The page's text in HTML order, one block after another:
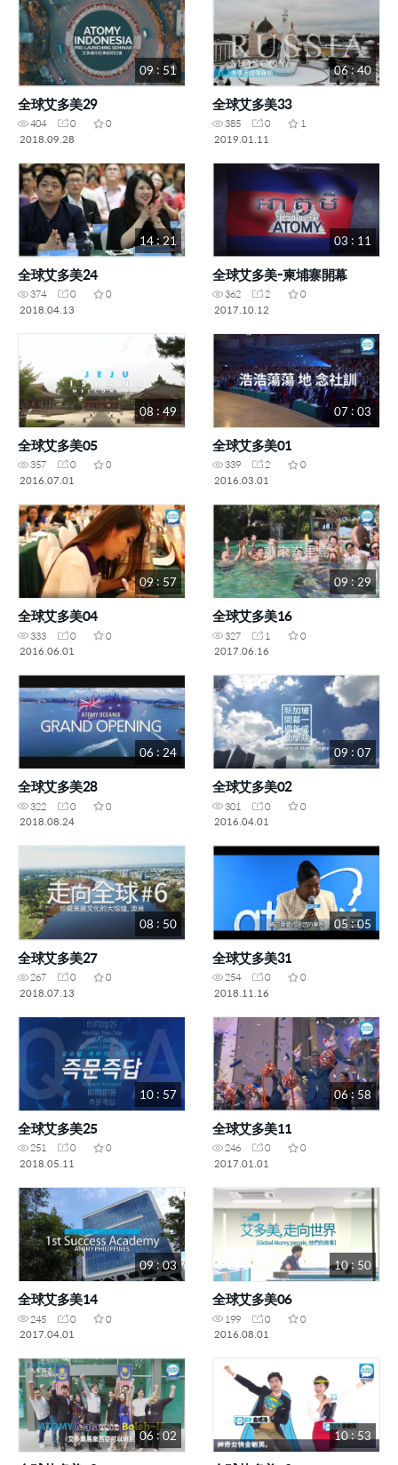
09 : 51
全球艾多美29
404 0
0
2018.09.28
06 : 40
全球艾多美33
385 0
1
2019.01.11
14 : 21
全球艾多美24
374 0
0
2018.04.13
03 : 11
全球艾多美-柬埔寨開幕
362 2
0
2017.10.12
08 : 49
全球艾多美05
357 0
0
2016.07.01
07 : 03
全球艾多美01
339 2
0
2016.03.01
09 : 57
全球艾多美04
333 0
0
2016.06.01
09 : 29
全球艾多美16
327 1
0
2017.06.16
06 : 24
全球艾多美28
322 0
0
2018.08.24
09 : 07
全球艾多美02
301 0
0
2016.04.01
08 : 50
全球艾多美27
267 0
0
2018.07.13
05 : 05
全球艾多美31
254 0
0
2018.11.16
10 : 57
全球艾多美25
251 0
0
2018.05.11
06 : 58
全球艾多美11
246 0
0
2017.01.01
09 : 03
全球艾多美14
245 0
0
2017.04.01
10 : 50
全球艾多美06
199 0
0
2016.08.01
06 : 02 10 : 53